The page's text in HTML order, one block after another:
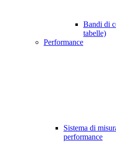
Bandi di
tabelle)
Performance
Sistema di
performance